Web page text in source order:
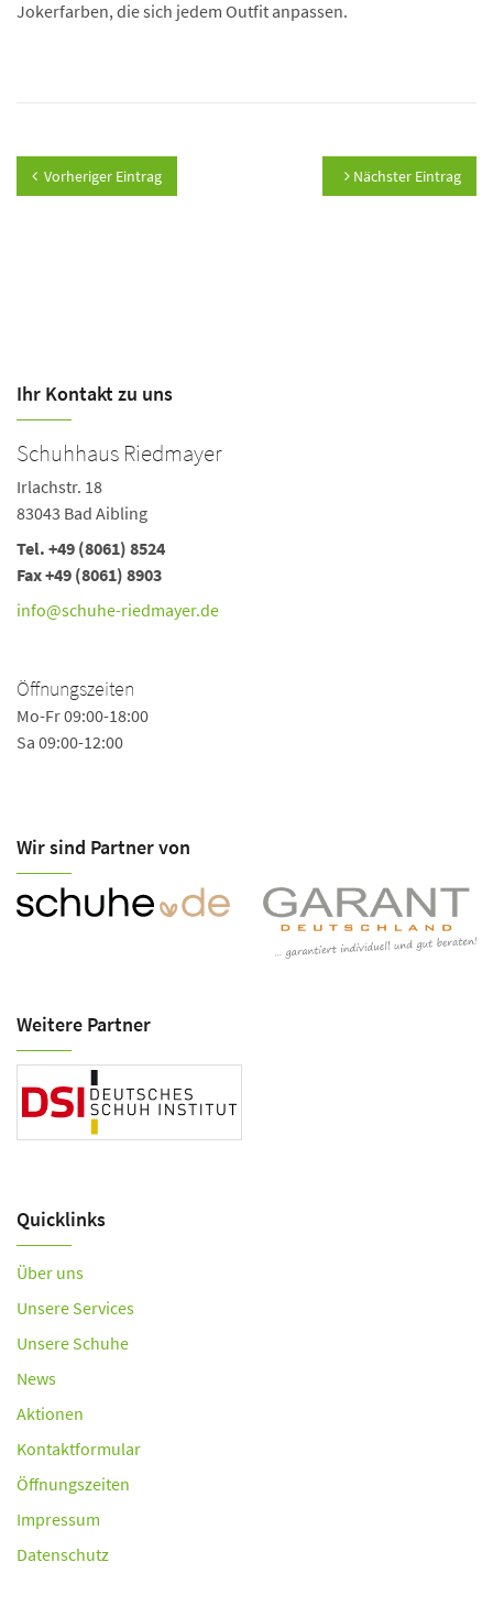
Jokerfarben, die sich jedem Outfit anpassen.
Vorheriger Eintrag Nächster Eintrag
Ihr Kontakt zu uns
Schuhhaus Riedmayer
Irlachstr. 18
83043 Bad Aibling
Tel. +49 (8061) 8524
Fax +49 (8061) 8903
info@schuhe-riedmayer.de
Öffnungszeiten
Mo-Fr 09:00-18:00
Sa 09:00-12:00
Wir sind Partner von
Weitere Partner
Quicklinks
Über uns
Unsere Services
Unsere Schuhe
News
Aktionen
Kontaktformular
Öffnungszeiten
Impressum
Datenschutz